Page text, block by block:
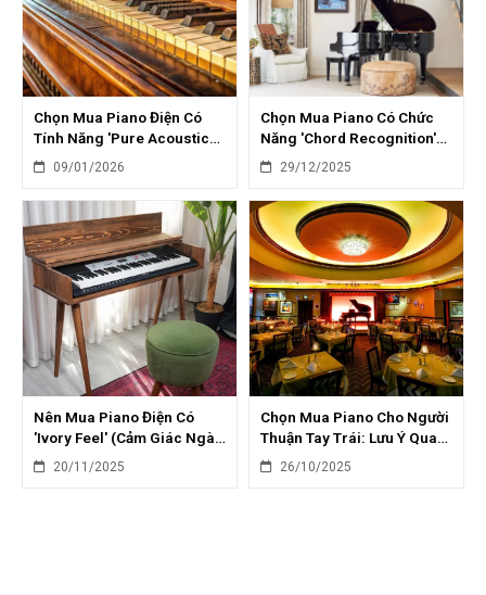
Chọn Mua Piano Điện Có
Tính Năng 'Pure Acoustic
Modeling': Trải Nghiệm Âm
09/01/2026
Chọn Mua Piano Có Chức
Năng 'Chord Recognition'
Cho Người Tự Học
29/12/2025
Nên Mua Piano Điện Có
'Ivory Feel' (Cảm Giác Ngà
Voi) Không? So Sánh Chi
20/11/2025
Chọn Mua Piano Cho Người
Thuận Tay Trái: Lưu Ý Quan
Trọng Và Mẹo Tập Luyện
26/10/2025